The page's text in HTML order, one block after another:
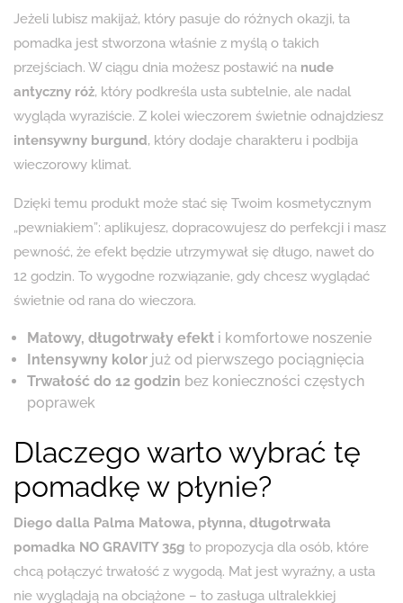
Jeżeli lubisz makijaż, który pasuje do różnych okazji, ta
pomadka jest stworzona właśnie z myślą o takich
przejściach. W ciągu dnia możesz postawić na nude
antyczny róż, który podkreśla usta subtelnie, ale nadal
wygląda wyraziście. Z kolei wieczorem świetnie odnajdziesz
intensywny burgund, który dodaje charakteru i podbija
wieczorowy klimat.
Dzięki temu produkt może stać się Twoim kosmetycznym
„pewniakiem”: aplikujesz, dopracowujesz do perfekcji i masz
pewność, że efekt będzie utrzymywał się długo, nawet do
12 godzin. To wygodne rozwiązanie, gdy chcesz wyglądać
świetnie od rana do wieczora.
Matowy, długotrwały efekt i komfortowe noszenie
Intensywny kolor już od pierwszego pociągnięcia
Trwałość do 12 godzin bez konieczności częstych
poprawek
Dlaczego warto wybrać tę
pomadkę w płynie?
Diego dalla Palma Matowa, płynna, długotrwała
pomadka NO GRAVITY 35g to propozycja dla osób, które
chcą połączyć trwałość z wygodą. Mat jest wyraźny, a usta
nie wyglądają na obciążone – to zasługa ultralekkiej